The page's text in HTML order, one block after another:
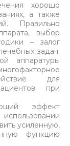
хорошо
а также
Правильно
выбор
– залог
задач.
аппаратуры
для
при
эффект
усиленную,
функцию